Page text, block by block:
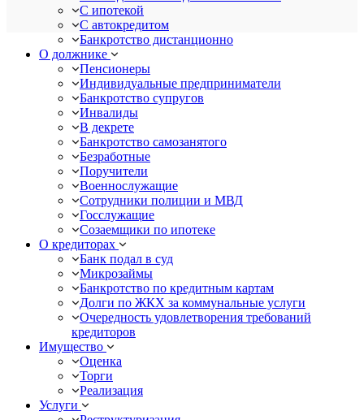
С ипотекой
С автокредитом
Банкротство дистанционно
О должнике
Пенсионеры
Индивидуальные предприниматели
Банкротство супругов
Инвалиды
В декрете
Банкротство самозанятого
Безработные
Поручители
Военнослужащие
Сотрудники полиции и МВД
Госслужащие
Созаемщики по ипотеке
О кредиторах
Банк подал в суд
Микрозаймы
Банкротство по кредитным картам
Долги по ЖКХ за коммунальные услуги
Очередность удовлетворения требований
кредиторов
Имущество
Оценка
Торги
Реализация
Услуги